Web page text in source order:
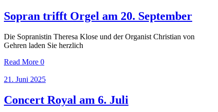
Sopran trifft Orgel am 20. September
Die Sopranistin Theresa Klose und der Organist Christian von
Gehren laden Sie herzlich
Read More 0
21. Juni 2025
Concert Royal am 6. Juli